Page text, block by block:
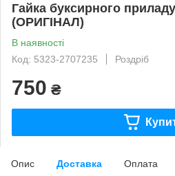
Гайка буксирного
(ОРИГІНАЛ)
В наявності
Код: 5323-2707235
Роздріб
750 ₴
Опис Доставка Оплата